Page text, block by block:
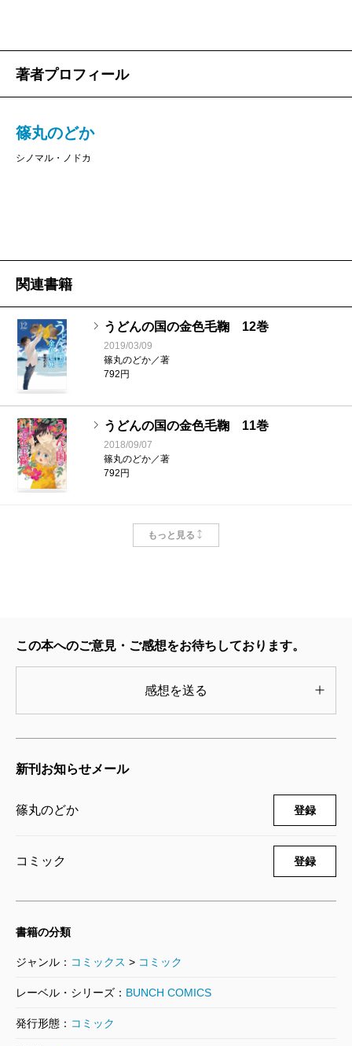
著者プロフィール
篠丸のどか
シノマル・ノドカ
関連書籍
うどんの国の金色毛鞠 12巻
2019/03/09
篠丸のどか／著
792円
うどんの国の金色毛鞠 11巻
2018/09/07
篠丸のどか／著
792円
うどんの国の金色毛鞠 10巻
2017/01/07
770円
ドラマCD付き限定版】
篠丸のどか／著
篠丸のどか／著
792円
うどんの国の金色毛鞠 6巻
もっと見る
この本へのご意見・ご感想をお待ちしております。
感想を送る
新刊お知らせメール
篠丸のどか 登録
コミック 登録
書籍の分類
ジャンル： コミックス > コミック
レーベル・シリーズ： BUNCH COMICS
発行形態： コミック